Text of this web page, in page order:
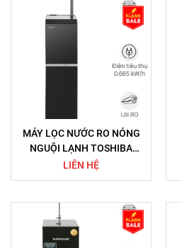
MÁY LỌC NƯỚC RO NÓNG
NGUỘI LẠNH TOSHIBA
TWP-W2396SVN(M) 10 LÕI
LIÊN HỆ